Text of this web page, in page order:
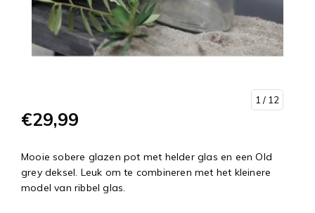
1 / 12
€29,99
Mooie sobere glazen pot met helder glas en een Old
grey deksel. Leuk om te combineren met het kleinere
model van ribbel glas.